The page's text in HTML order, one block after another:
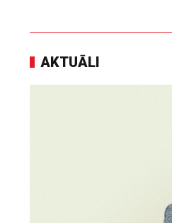
AKTUĀLI